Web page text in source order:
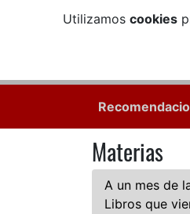
Utilizamos cookies
Materias
A un mes de
Libros que